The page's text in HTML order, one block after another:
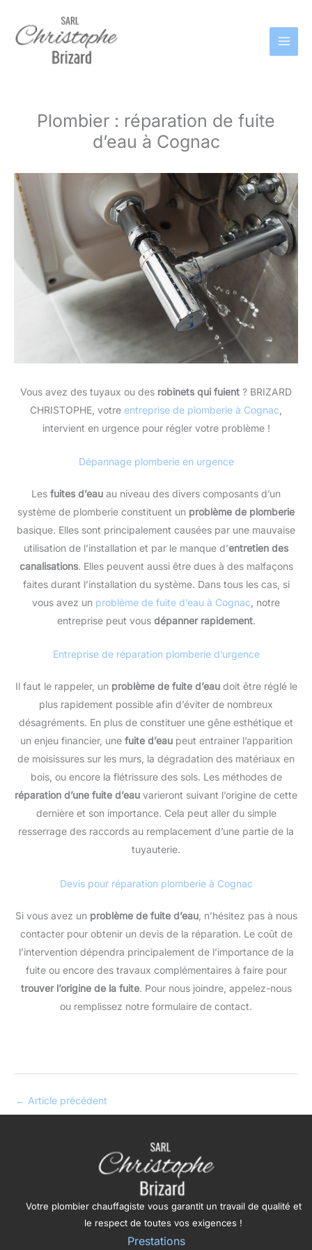
contenu
Plombier : réparation de fuite
d’eau à Cognac
Vous avez des tuyaux ou des robinets qui fuient ? BRIZARD
CHRISTOPHE, votre entreprise de plomberie à Cognac
intervient en urgence pour régler votre problème !
Dépannage plomberie en urgence
Les fuites d’eau au niveau des divers composants d’un
système de plomberie constituent un problème de plomberie
basique. Elles sont principalement causées par une mauvaise
utilisation de l’installation et par le manque d’entretien des
canalisations. Elles peuvent aussi être dues à des malfaçons
faites durant l’installation du système. Dans tous les cas, si
vous avez un problème de fuite d’eau à Cognac , notre
entreprise peut vous dépanner rapidement.
Entreprise de réparation plomberie d’urgence
Il faut le rappeler, un problème de fuite d’eaudoit être réglé le
plus rapidement possible afin d’éviter de nombreux
désagréments. En plus de constituer une gêne esthétique et
un enjeu financier, une fuite d’eaupeut entrainer l’apparition
de moisissures sur les murs, la dégradation des matériaux en
bois, ou encore la flétrissure des sols. Les méthodes de
réparation d’une fuite d’eau varieront suivant l’origine de cette
dernière et son importance. Cela peut aller du simple
resserrage des raccords au remplacement d’une partie de la
tuyauterie.
Devis pour réparation plomberie à Cognac
Si vous avez un problème de fuite d’eau, n’hésitez pas à nous
contacter pour obtenir un devis de la réparation. Le coût de
l’intervention dépendra principalement de l’importance de la
fuite ou encore des travaux complémentaires à faire pour
trouver l’origine de la fuite. Pour nous joindre, appelez-nous
ou remplissez notre formulaire de contact.
← Article précédent
Votre plombier chauffagiste vous garantit un travail de qualité et
le respect de toutes vos exigences !
Prestations